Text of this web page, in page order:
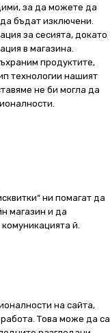
за да можете да
бъдат изключени.
за сесията, докато
в магазина.
продуктите,
технологии нашият
не би могла да
ни помагат да
магазин и да
й.
на сайта,
Това може да са